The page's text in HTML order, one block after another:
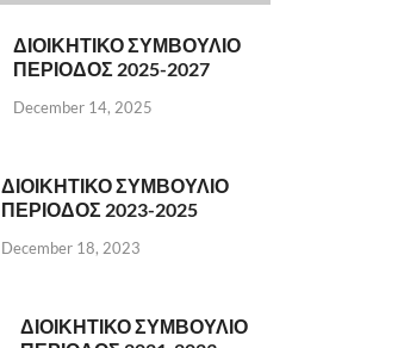
ΔΙΟΙΚΗΤΙΚΟ ΣΥΜΒΟΥΛΙΟ
ΠΕΡΙΟΔΟΣ 2025-2027
December 14, 2025
ΔΙΟΙΚΗΤΙΚΟ ΣΥΜΒΟΥΛΙΟ
ΠΕΡΙΟΔΟΣ 2023-2025
December 18, 2023
ΔΙΟΙΚΗΤΙΚΟ ΣΥΜΒΟΥΛΙΟ